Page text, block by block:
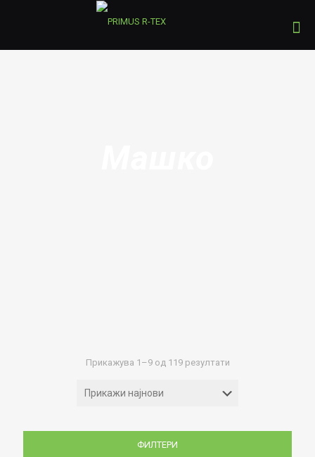
Прикажува 1–9 од 119 резултатиSorted
latest
ФИЛТЕРИ